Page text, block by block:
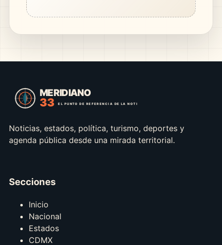
Noticias, estados, política, turismo, deportes y
agenda pública desde una mirada territorial.
Secciones
Inicio
Nacional
Estados
CDMX